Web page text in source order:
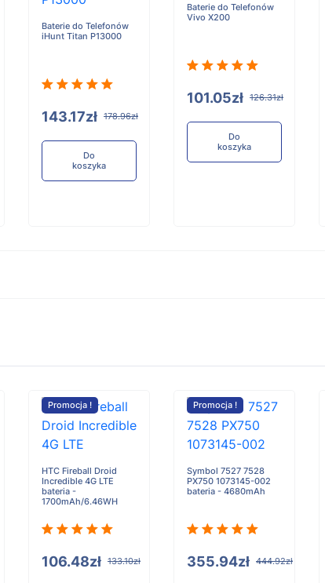
Baterie do Telefonów
iHunt Titan P13000
143.17zł 178.96zł
Do
koszyka
Baterie do Telefonów
Vivo X200
101.05zł 126.31zł
Do
koszyka
Promocja !
HTC Fireball Droid
Incredible 4G LTE
bateria -
1700mAh/6.46WH
106.48zł 133.10zł
Promocja !
Symbol 7527 7528
PX750 1073145-002
bateria - 4680mAh
355.94zł 444.92zł